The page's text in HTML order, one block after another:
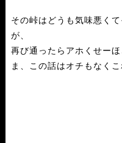
その峠はどうも気味悪く
が、
再び通ったらアホくせーほ
ま、この話はオチもなく